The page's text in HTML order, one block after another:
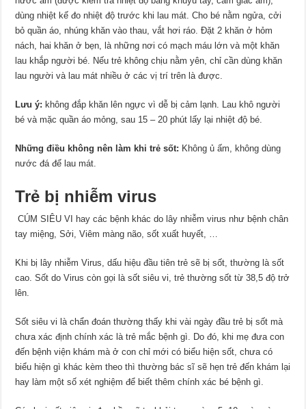
dùng nhiệt kế đo nhiệt độ trước khi lau mát. Cho bé nằm ngửa, cởi
bỏ quần áo, nhúng khăn vào thau, vắt hơi ráo. Đặt 2 khăn ở hỏm
nách, hai khăn ở bẹn, là những nơi có mạch máu lớn và một khăn
lau khắp người bé. Nếu trẻ không chịu nằm yên, chỉ cần dùng khăn
lau người và lau mát nhiều ở các vị trí trên là được.
Lưu ý: không đắp khăn lên ngực vì dễ bị cảm lạnh. Lau khô người
bé và mặc quần áo mỏng, sau 15 – 20 phút lấy lại nhiệt độ bé.
Những điều không nên làm khi trẻ sốt: Không ủ ấm, không dùng
nước đá để lau mát.
Trẻ bị nhiễm virus
CÚM SIÊU VI hay các bệnh khác do lây nhiễm virus như bệnh chân
tay miệng, Sởi, Viêm màng não, sốt xuất huyết, …
Khi bị lây nhiễm Virus, dấu hiệu đầu tiên trẻ sẽ bị sốt, thường là sốt
cao. Sốt do Virus còn gọi là sốt siêu vi, trẻ thường sốt từ 38,5 độ trở
lên.
Sốt siêu vi là chẩn đoán thường thấy khi vài ngày đầu trẻ bị sốt mà
chưa xác định chính xác là trẻ mắc bệnh gì. Do đó, khi mẹ đưa con
đến bệnh viện khám mà ở con chỉ mới có biểu hiện sốt, chưa có
biểu hiện gì khác kèm theo thì thường bác sĩ sẽ hẹn trẻ đến khám lại
hay làm một số xét nghiệm để biết thêm chính xác bé bệnh gì.